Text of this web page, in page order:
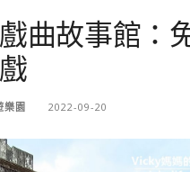
曲故事館：
樂園 2022-09-20